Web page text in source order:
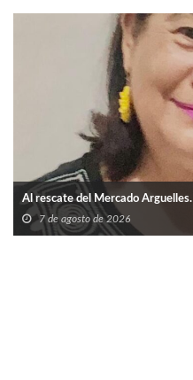
Al rescate del Mercado Arguelles.
7 de agosto de 2026